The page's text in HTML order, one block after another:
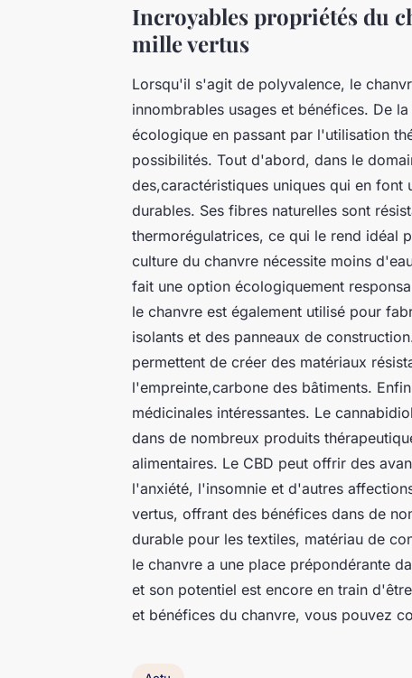
Incroyables propriétés du
mille vertus
Lorsqu'il s'agit de polyvalence, le
innombrables usages et bénéfices. De
écologique en passant par l'utilisation
possibilités. Tout d'abord, dans le
des,caractéristiques uniques qui en font
durables. Ses fibres naturelles sont
thermorégulatrices, ce qui le rend idéal
culture du chanvre nécessite moins
fait une option écologiquement
le chanvre est également utilisé pour
isolants et des panneaux de
permettent de créer des matériaux
l'empreinte,carbone des bâtiments.
médicinales intéressantes. Le
dans de nombreux produits
alimentaires. Le CBD peut offrir des
l'anxiété, l'insomnie et d'autres
vertus, offrant des bénéfices dans de
durable pour les textiles, matériau de
le chanvre a une place prépondérante
et son potentiel est encore en train
et bénéfices du chanvre, vous pouvez